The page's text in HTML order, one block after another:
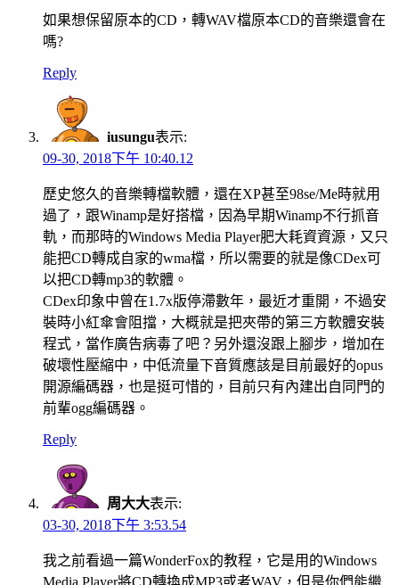
如果想保留原本的CD，轉WAV檔原本CD的音樂還會在
嗎?
Reply
iusungu表示:
09-30, 2018下午 10:40.12
歷史悠久的音樂轉檔軟體，還在XP甚至98se/Me時就用
過了，跟Winamp是好搭檔，因為早期Winamp不行抓音
軌，而那時的Windows Media Player肥大耗資資源，又只
能把CD轉成自家的wma檔，所以需要的就是像CDex可
以把CD轉mp3的軟體。
CDex印象中曾在1.7x版停滯數年，最近才重開，不過安
裝時小紅傘會阻擋，大概就是把夾帶的第三方軟體安裝
程式，當作廣告病毒了吧？另外還沒跟上腳步，增加在
破壞性壓縮中，中低流量下音質應該是目前最好的opus
開源編碼器，也是挺可惜的，目前只有內建出自同門的
前輩ogg編碼器。
Reply
周大大表示:
03-30, 2018下午 3:53.54
我之前看過一篇WonderFox的教程，它是用的Windows